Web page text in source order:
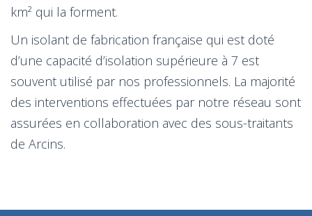
km² qui la forment.
Un isolant de fabrication française qui est doté
d’une capacité d’isolation supérieure à 7 est
souvent utilisé par nos professionnels. La majorité
des interventions effectuées par notre réseau sont
assurées en collaboration avec des sous-traitants
de Arcins.